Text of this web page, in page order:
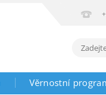
Věrnostní